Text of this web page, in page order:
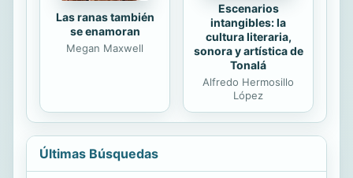
Las ranas también
se enamoran
Megan Maxwell
Escenarios
intangibles: la
cultura literaria,
sonora y artística de
Tonalá
Alfredo Hermosillo
López
Últimas Búsquedas